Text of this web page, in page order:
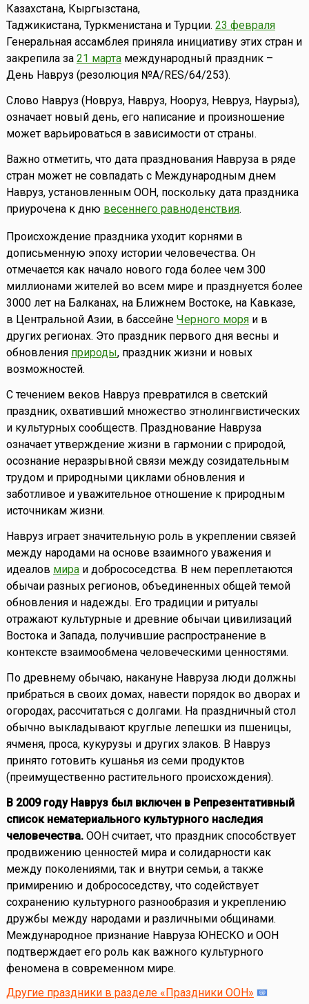
Казахстана, Кыргызстана,
Таджикистана, Туркменистана и Турции. 23 февраля
Генеральная ассамблея приняла инициативу этих стран и
закрепила за 21 мартамеждународный праздник –
День Навруз (резолюция №A/RES/64/253).
Слово Навруз (Новруз, Навруз, Нооруз, Невруз, Наурыз),
означает новый день, его написание и произношение
может варьироваться в зависимости от страны.
Важно отметить, что дата празднования Навруза в ряде
стран может не совпадать с Международным днем
Навруз, установленным ООН, поскольку дата праздника
приурочена к дню весеннего равноденствия.
Происхождение праздника уходит корнями в
дописьменную эпоху истории человечества. Он
отмечается как начало нового года более чем 300
миллионами жителей во всем мире и празднуется более
3000 лет на Балканах, на Ближнем Востоке, на Кавказе,
в Центральной Азии, в бассейне Черного моряи в
других регионах. Это праздник первого дня весны и
обновления природы, праздник жизни и новых
возможностей.
С течением веков Навруз превратился в светский
праздник, охвативший множество этнолингвистических
и культурных сообществ. Празднование Навруза
означает утверждение жизни в гармонии с природой,
осознание неразрывной связи между созидательным
трудом и природными циклами обновления и
заботливое и уважительное отношение к природным
источникам жизни.
Навруз играет значительную роль в укреплении связей
между народами на основе взаимного уважения и
идеалов мираи добрососедства. В нем переплетаются
обычаи разных регионов, объединенных общей темой
обновления и надежды. Его традиции и ритуалы
отражают культурные и древние обычаи цивилизаций
Востока и Запада, получившие распространение в
контексте взаимообмена человеческими ценностями.
По древнему обычаю, накануне Навруза люди должны
прибраться в своих домах, навести порядок во дворах и
огородах, рассчитаться с долгами. На праздничный стол
обычно выкладывают круглые лепешки из пшеницы,
ячменя, проса, кукурузы и других злаков. В Навруз
принято готовить кушанья из семи продуктов
(преимущественно растительного происхождения).
В 2009 году Навруз был включен в Репрезентативный
список нематериального культурного наследия
человечества.ООН считает, что праздник способствует
продвижению ценностей мира и солидарности как
между поколениями, так и внутри семьи, а также
примирению и добрососедству, что содействует
сохранению культурного разнообразия и укреплению
дружбы между народами и различными общинами.
Международное признание Навруза ЮНЕСКО и ООН
подтверждает его роль как важного культурного
феномена в современном мире.
Другие праздники в разделе «Праздники ООН»